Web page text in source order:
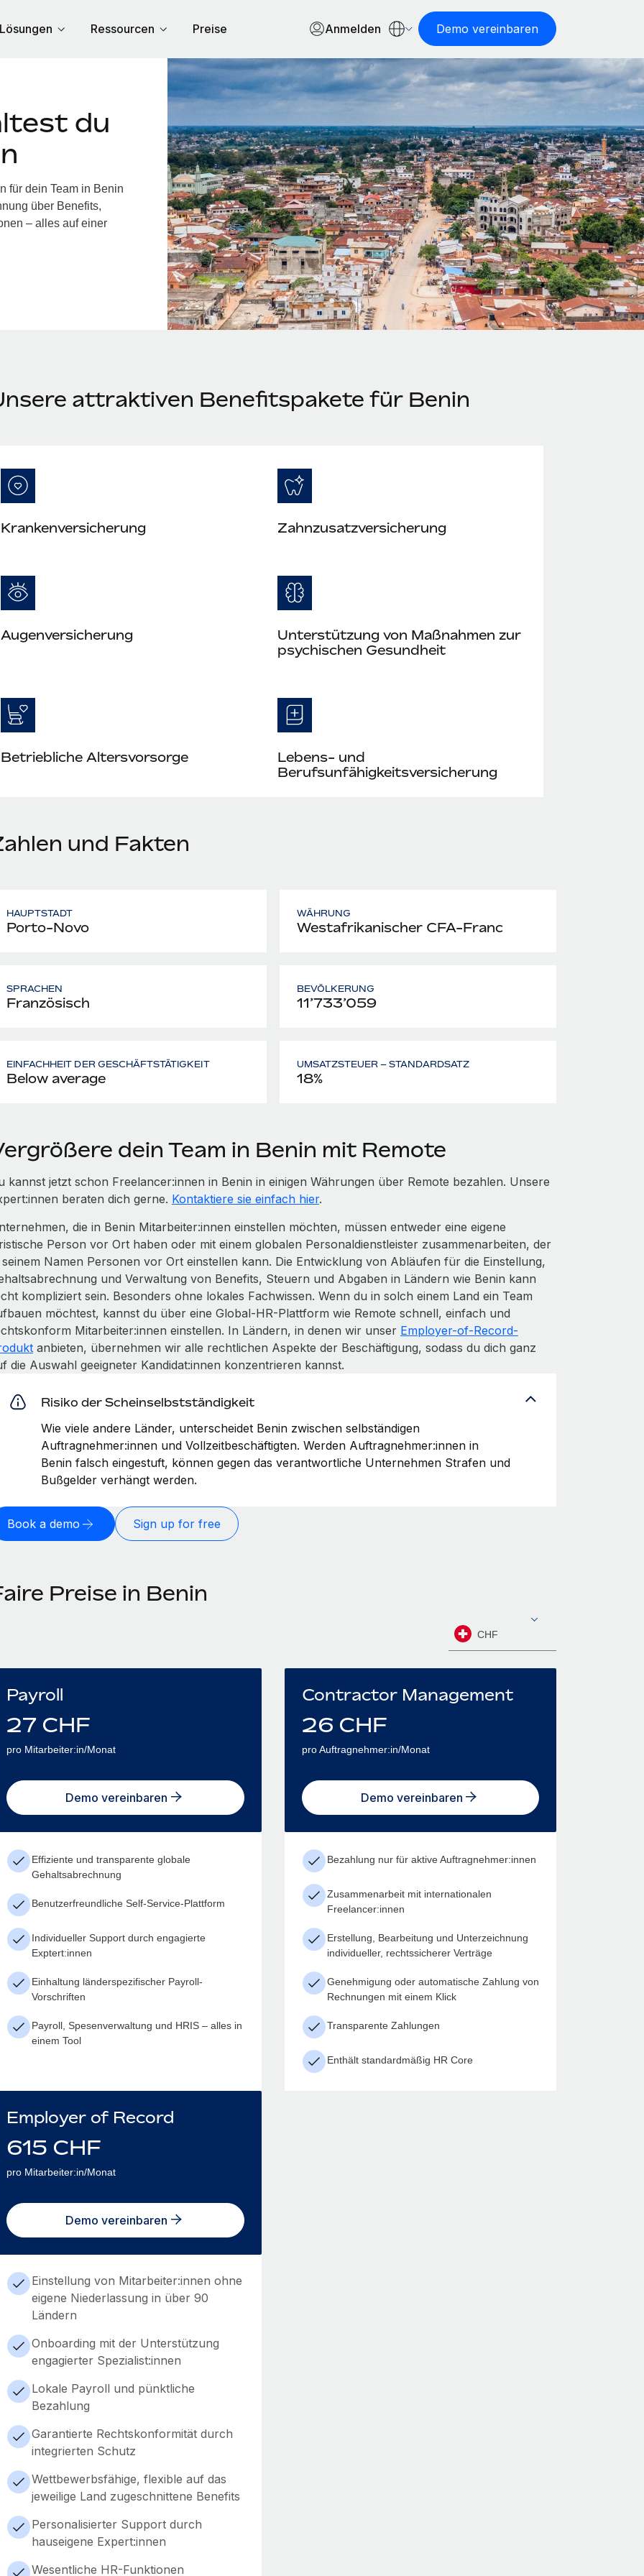
Lösungen Ressourcen Preise Anmelden Demo vereinbaren
du
für dein Team in Benin
über Benefits,
– alles auf einer
attraktiven Benefitspakete für Benin
Krankenversicherung Zahnzusatzversicherung
Augenversicherung
Unterstützung von Maßnahmen zur
psychischen Gesundheit
Betriebliche Altersvorsorge
Lebens- und
Berufsunfähigkeitsversicherung
und Fakten
HAUPTSTADT
Porto-Novo
WÄHRUNG
Westafrikanischer CFA-Franc
SPRACHEN
Französisch
BEVÖLKERUNG
11’733’059
EINFACHHEIT DER GESCHÄFTSTÄTIGKEIT
Below average
UMSATZSTEUER – STANDARDSATZ
18%
dein Team in Benin mit Remote
kannst jetzt schon Freelancer:innen in Benin in einigen Währungen über Remote bezahlen. Unsere
beraten dich gerne. Kontaktiere sie einfach hier.
die in Benin Mitarbeiter:innen einstellen möchten, müssen entweder eine eigene
Person vor Ort haben oder mit einem globalen Personaldienstleister zusammenarbeiten, der
Namen Personen vor Ort einstellen kann. Die Entwicklung von Abläufen für die Einstellung,
und Verwaltung von Benefits, Steuern und Abgaben in Ländern wie Benin kann
kompliziert sein. Besonders ohne lokales Fachwissen. Wenn du in solch einem Land ein Team
möchtest, kannst du über eine Global-HR-Plattform wie Remote schnell, einfach und
Mitarbeiter:innen einstellen. In Ländern, in denen wir unser Employer-of-Record-
anbieten, übernehmen wir alle rechtlichen Aspekte der Beschäftigung, sodass du dich ganz
die Auswahl geeigneter Kandidat:innen konzentrieren kannst.
Risiko der Scheinselbstständigkeit
Wie viele andere Länder, unterscheidet Benin zwischen selbständigen
Auftragnehmer:innen und Vollzeitbeschäftigten. Werden Auftragnehmer:innen in
Benin falsch eingestuft, können gegen das verantwortliche Unternehmen Strafen und
Bußgelder verhängt werden.
Book a demo Sign up for free
Preise in Benin
CHF
Payroll
27 CHF
pro Mitarbeiter:in/Monat
Demo vereinbaren
Effiziente und transparente globale
Gehaltsabrechnung
Benutzerfreundliche Self-Service-Plattform
Individueller Support durch engagierte
Exptert:innen
Einhaltung länderspezifischer Payroll-
Vorschriften
Payroll, Spesenverwaltung und HRIS – alles in
einem Tool
Contractor Management
26 CHF
pro Auftragnehmer:in/Monat
Demo vereinbaren
Bezahlung nur für aktive Auftragnehmer:innen
Zusammenarbeit mit internationalen
Freelancer:innen
Erstellung, Bearbeitung und Unterzeichnung
individueller, rechtssicherer Verträge
Genehmigung oder automatische Zahlung von
Rechnungen mit einem Klick
Transparente Zahlungen
Enthält standardmäßig HR Core
Employer of Record
615 CHF
pro Mitarbeiter:in/Monat
Demo vereinbaren
Einstellung von Mitarbeiter:innen ohne
eigene Niederlassung in über 90
Ländern
Onboarding mit der Unterstützung
engagierter Spezialist:innen
Lokale Payroll und pünktliche
Bezahlung
Garantierte Rechtskonformität durch
integrierten Schutz
Wettbewerbsfähige, flexible auf das
jeweilige Land zugeschnittene Benefits
Personalisierter Support durch
hauseigene Expert:innen
Wesentliche HR-Funktionen